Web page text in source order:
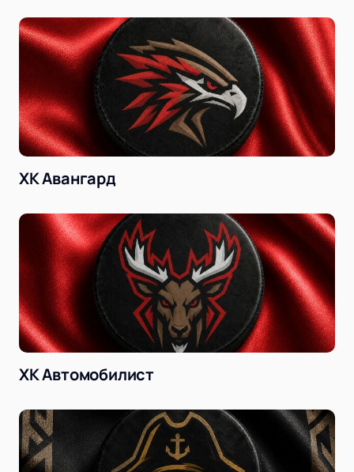
ХК Авангард
ХК Автомобилист